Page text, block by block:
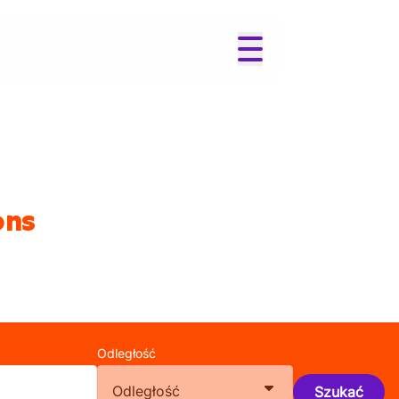
Odległość
Odległość Szukać